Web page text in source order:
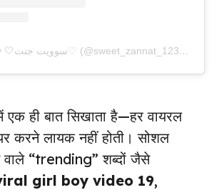
A post shared by 🤍سوویت جنت♡ (@sweet_zannat_12374)
एक ही बात सिखाता है—हर वायरल
करने लायक नहीं होती। सोशल
वाले “trending” शब्दों जैसे
girl boy video 19,